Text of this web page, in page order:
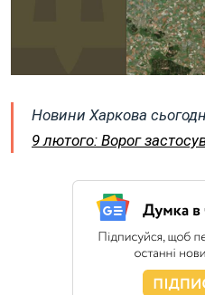
Новини Харкова
9 лютого: Ворог